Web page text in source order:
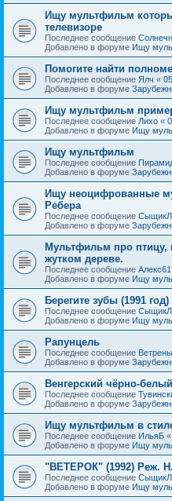
Ищу мультфильм
телевизоре
Последнее сообщение
Добавлено в форуме Ищу
Помогите найти
Последнее сообщение Ялч «
Добавлено в форуме
Ищу мультфильм
Последнее сообщение Лихо «
Добавлено в форуме Ищу
Ищу мультфильм
Последнее сообщение
Добавлено в форуме
Ищу неоцифрованные
Ребера
Последнее сообщение
Добавлено в форуме
Мультфильм про
жутком дереве.
Последнее сообщение Алекс61
Добавлено в форуме Ищу
Берегите зубы (1991
Последнее сообщение
Добавлено в форуме Ищу
Рапунцель
Последнее сообщение
Добавлено в форуме
Венгерский чёрно-
Последнее сообщение
Добавлено в форуме
Ищу мультфильм в
Последнее сообщение ИльяБ «
Добавлено в форуме Ищу
"ВЕТЕРОК" (1992) Реж.
Последнее сообщение
Добавлено в форуме Ищу